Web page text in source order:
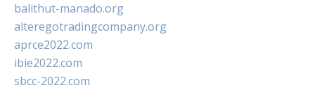
balithut-manado.org
alteregotradingcompany.org
aprce2022.com
ibie2022.com
sbcc-2022.com